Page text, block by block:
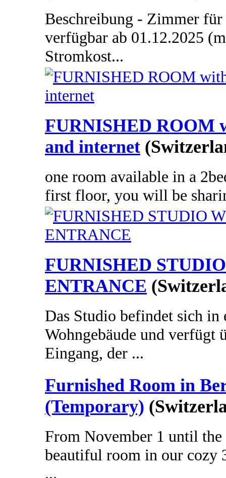
Beschreibung - Zimmer
verfügbar ab 01.12.2025
Stromkost...
FURNISHED ROOM
and internet
one room available in a
first floor, you will be
FURNISHED
ENTRANCE
Das Studio befindet sich in
Wohngebäude und verfügt
Eingang, der ...
Furnished Room in
(Temporary)
From November 1 until
beautiful room in our cozy
...